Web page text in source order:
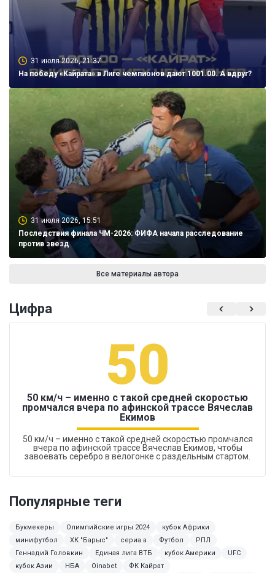
31 июля 2026, 21:37
На победу «Кайрата» в Лиге чемпионов дают 1001.00. А вдруг?
31 июля 2026, 15:51
Последствия финала ЧМ-2026: ФИФА начала расследование
против звезд
Все материалы автора
Цифра
50
50 км/ч – именно с такой средней скоростью
промчался вчера по афинской трассе Вячеслав
Екимов
50 км/ч – именно с такой средней скоростью промчался
вчера по афинской трассе Вячеслав Екимов, чтобы
завоевать серебро в велогонке с раздельным стартом.
Популярные теги
Букмекеры Олимпийские игры 2024
кубок Африки
минифутбол
ХК "Барыс" сериа а Футбол
РПЛ
Геннадий Головкин
Единая лига ВТБ кубок Америки
UFC
кубок Азии
НБА Oinabet
ФК Кайрат